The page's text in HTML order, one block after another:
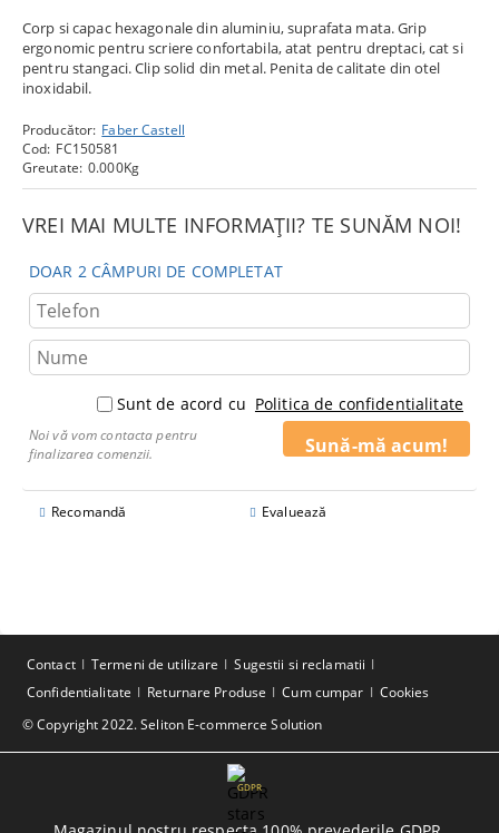
Corp si capac hexagonale din aluminiu, suprafata mata. Grip
ergonomic pentru scriere confortabila, atat pentru dreptaci, cat si
pentru stangaci. Clip solid din metal. Penita de calitate din otel
inoxidabil.
Producător: Faber Castell
Cod: FC150581
Greutate: 0.000Kg
VREI MAI MULTE INFORMAȚII? TE SUNĂM NOI!
DOAR 2 CÂMPURI DE COMPLETAT
Sunt de acord cu Politica de confidentialitate
Noi vă vom contacta pentru
finalizarea comenzii.
Recomandă Evaluează
© Copyright 2022. Seliton E-commerce Solution
Contact Termeni de utilizare
Sugestii si reclamatii
Confidentialitate
Returnare Produse Cum cumpar Cookies
GDPR